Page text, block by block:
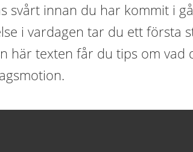
svårt innan du har kommit i
i vardagen tar du ett första
här texten får du tips om vad